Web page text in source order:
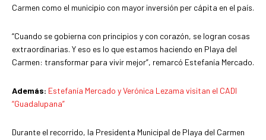
Carmen como el municipio con mayor inversión per cápita en el país.
“Cuando se gobierna con principios y con corazón, se logran cosas
extraordinarias. Y eso es lo que estamos haciendo en Playa del
Carmen: transformar para vivir mejor”, remarcó Estefanía Mercado.
Además: Estefanía Mercado y Verónica Lezama visitan el CADI
“Guadalupana”
Durante el recorrido, la Presidenta Municipal de Playa del Carmen